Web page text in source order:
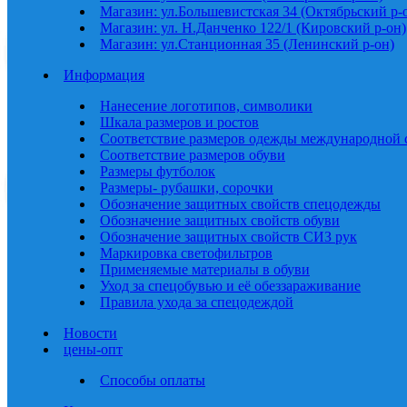
Магазин: ул.Большевистская 34 (Октябрьский р-
Магазин: ул. Н.Данченко 122/1 (Кировский р-он)
Магазин: ул.Станционная 35 (Ленинский р-он)
Информация
Нанесение логотипов, символики
Шкала размеров и ростов
Соответствие размеров одежды международной
Соответствие размеров обуви
Размеры футболок
Размеры- рубашки, сорочки
Обозначение защитных свойств спецодежды
Обозначение защитных свойств обуви
Обозначение защитных свойств СИЗ рук
Маркировка светофильтров
Применяемые материалы в обуви
Уход за спецобувью и её обеззараживание
Правила ухода за спецодеждой
Новости
цены-опт
Способы оплаты